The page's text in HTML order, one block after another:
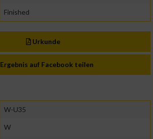
Finished
Urkunde
Ergebnis auf Facebook teilen
W-U35
W